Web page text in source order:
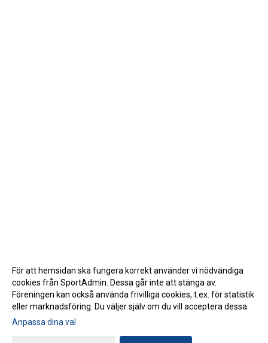
Gå till Webbversion
För att hemsidan ska fungera korrekt använder vi nödvändiga
cookies från SportAdmin. Dessa går inte att stänga av.
Föreningen kan också använda frivilliga cookies, t.ex. för statistik
eller marknadsföring. Du väljer själv om du vill acceptera dessa.
Anpassa dina val